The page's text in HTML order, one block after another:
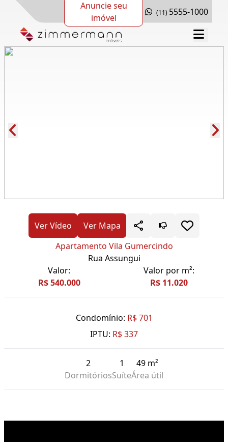
Anuncie seu
imóvel
(11) 5555-1000
Ver Vídeo
Ver Mapa
Apartamento Vila Gumercindo
Rua Assungui
Valor:
R$ 540.000
Valor por m²:
R$ 11.020
Condomínio: R$ 701
IPTU: R$ 337
2
Dormitórios
1
Suíte
49 m²
Área útil